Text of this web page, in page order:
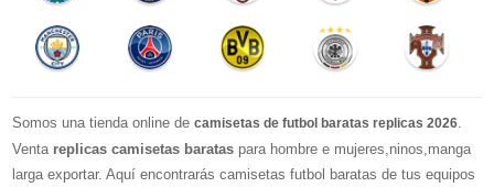
Somos una tienda online de camisetas de futbol baratas replicas 2026
Venta replicas camisetas baratas para hombre e mujeres,ninos,manga
larga exportar. Aquí encontrarás camisetas futbol baratas de tus equipos